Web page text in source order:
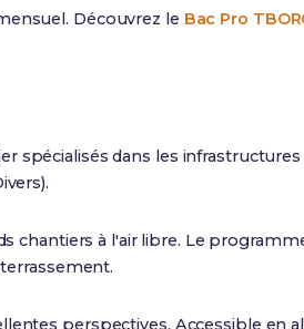
Découvrez le Bac Pro
spécialisés dans les
chantiers à l'air libre. Le
perspectives. Accessible en